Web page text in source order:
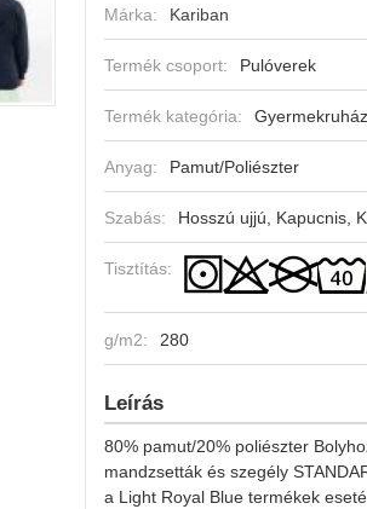
Márka: Kariban
Termék csoport: Pulóverek
Termék kategória:
Anyag: Pamut/Poliészter
Szabás: Hosszú ujjú, Kapucnis,
Tisztítás:
g/m2: 280
Leírás
80% pamut/20% poliészter
mandzsetták és szegély
a Light Royal Blue termékek